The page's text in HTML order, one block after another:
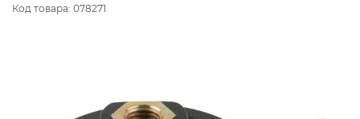
Код товара: 078271